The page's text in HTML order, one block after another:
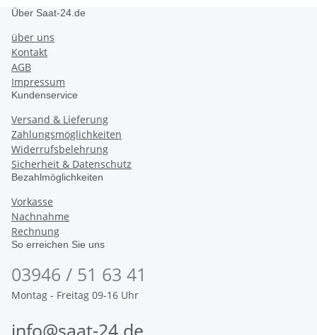
Über Saat-24.de
über uns
Kontakt
AGB
Impressum
Kundenservice
Versand & Lieferung
Zahlungsmöglichkeiten
Widerrufsbelehrung
Sicherheit & Datenschutz
Bezahlmöglichkeiten
Vorkasse
Nachnahme
Rechnung
So erreichen Sie uns
03946 / 51 63 41
Montag - Freitag 09-16 Uhr